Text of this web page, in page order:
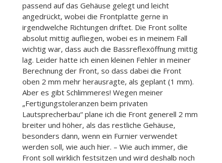
passend auf das Gehäuse gelegt und leicht
angedrückt, wobei die Frontplatte gerne in
irgendwelche Richtungen driftet. Die Front sollte
absolut mittig aufliegen, wobei es in meinem Fall
wichtig war, dass auch die Bassreflexöffnung mittig
lag. Leider hatte ich einen kleinen Fehler in meiner
Berechnung der Front, so dass dabei die Front
oben 2 mm mehr herausragte, als geplant (1 mm).
Aber es gibt Schlimmeres! Wegen meiner
„Fertigungstoleranzen beim privaten
Lautsprecherbau“ plane ich die Front generell 2 mm
breiter und höher, als das restliche Gehäuse,
besonders dann, wenn ein Furnier verwendet
werden soll, wie auch hier. – Wie auch immer, die
Front soll wirklich festsitzen und wird deshalb noch